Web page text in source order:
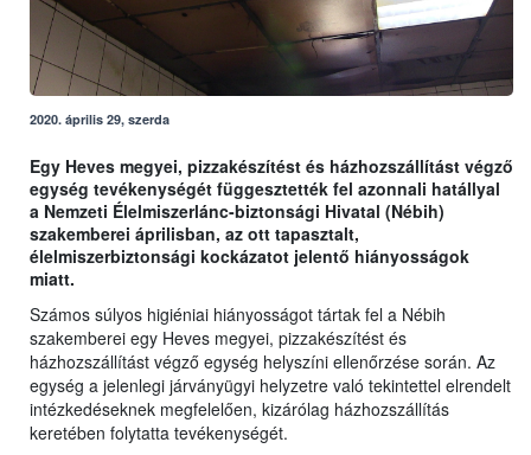
2020. április 29, szerda
Egy Heves megyei, pizzakészítést és házhozszállítást végző
egység tevékenységét függesztették fel azonnali hatállyal
a Nemzeti Élelmiszerlánc-biztonsági Hivatal (Nébih)
szakemberei áprilisban, az ott tapasztalt,
élelmiszerbiztonsági kockázatot jelentő hiányosságok
miatt.
Számos súlyos higiéniai hiányosságot tártak fel a Nébih
szakemberei egy Heves megyei, pizzakészítést és
házhozszállítást végző egység helyszíni ellenőrzése során. Az
egység a jelenlegi járványügyi helyzetre való tekintettel elrendelt
intézkedéseknek megfelelően, kizárólag házhozszállítás
keretében folytatta tevékenységét.